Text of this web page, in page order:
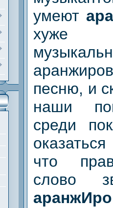
умеют
хуже
песню, и
наши
среди
что
слово